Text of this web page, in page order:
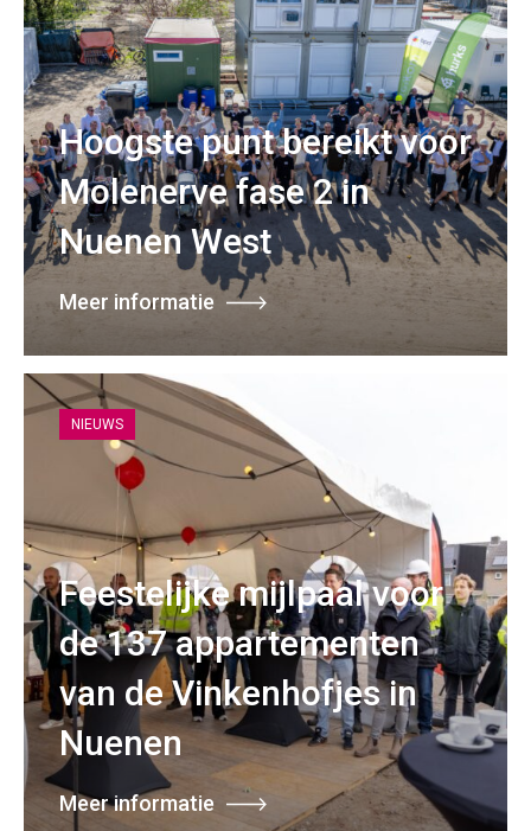
Hoogste punt bereikt voor
Molenerve fase 2 in
Nuenen West
Meer informatie
NIEUWS
Feestelijke mijlpaal voor
de 137 appartementen
van de Vinkenhofjes in
Nuenen
Meer informatie